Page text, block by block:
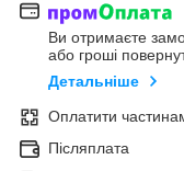
Ви отримаєте
або гроші
Детальніше
Оплатити
Післяплата